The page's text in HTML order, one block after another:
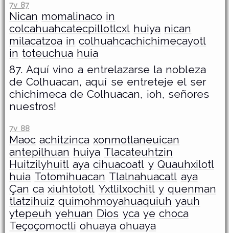
7v 87
Nican momalinaco in
colcahuahcatecpillotlcxl huiya nican
milacatzoa in colhuahcachichimecayotl
in toteuchua huia
87. Aquí vino a entrelazarse la nobleza
de Colhuacan, aquí se entreteje el ser
chichimeca de Colhuacan, ¡oh, señores
nuestros!
7v 88
Maoc achitzinca xonmotlaneuican
antepilhuan huiya Tlacateuhtzin
Huitzilyhuitl aya cihuacoatl y Quauhxilotl
huia Totomihuacan Tlalnahuacatl aya
Çan ca xiuhtototl Yxtlilxochitl y quenman
tlatzihuiz quimohmoyahuaquiuh yauh
ytepeuh yehuan Dios yca ye choca
Teçoçomoctli ohuaya ohuaya